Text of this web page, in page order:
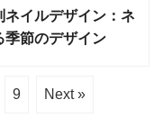
イルデザイン：ネ
節のデザイン
9 Next »